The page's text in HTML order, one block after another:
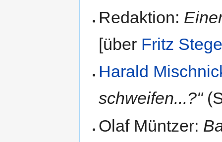
Redaktion:
[über Fritz
Harald
schweifen...?"
Olaf Müntzer: